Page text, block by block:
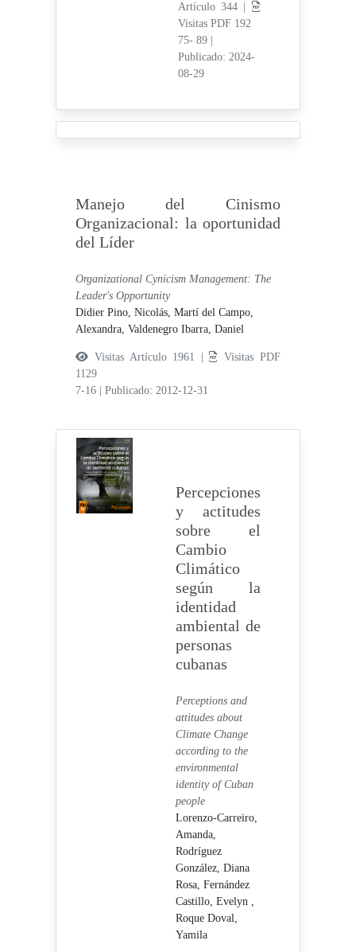
Artículo 344 |
Visitas PDF 192
75- 89
Publicado: 2024-
08-29
Manejo del Cinismo
Organizacional: la oportunidad
del Líder
Organizational Cynicism Management: The
Leader's Opportunity
Didier Pino, Nicolás,Martí del Campo,
Alexandra,Valdenegro Ibarra, Daniel
Visitas Artículo 1961 |
Visitas PDF
1129
7-16
|Publicado: 2012-12-31
Percepciones
y actitudes
sobre el
Cambio
Climático
según la
identidad
ambiental de
personas
cubanas
Perceptions and
attitudes about
Climate Change
according to the
environmental
identity of Cuban
people
Lorenzo-Carreiro,
Amanda,
Rodríguez
González, Diana
Rosa, Fernández
Castillo, Evelyn ,
Roque Doval,
Yamila